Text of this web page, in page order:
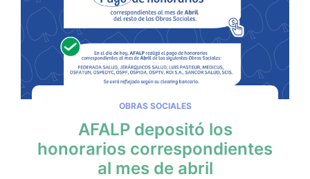
OBRAS SOCIALES
AFALP depositó los
honorarios correspondientes
al mes de abril